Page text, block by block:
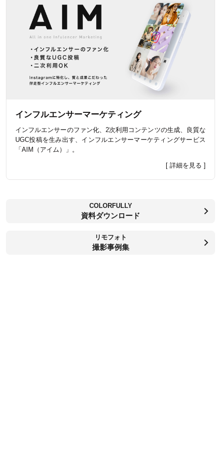
インフルエンサーマーケティング
インフルエンサーのファン化、2次利用コンテンツの生成、良質な
UGC投稿を生み出す、インフルエンサーマーケティングサービス
「AIM（アイム）」。
[ 詳細を見る ]
COLORFULLY
資料ダウンロード
リモフォト
撮影事例集